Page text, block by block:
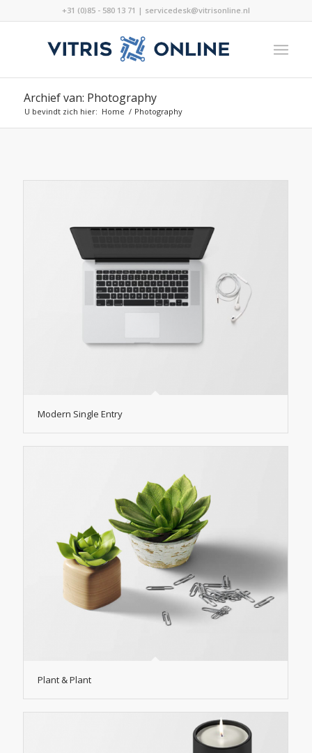
+31 (0)85 - 580 13 71 | servicedesk@vitrisonline.nl
Archief van: Photography
U bevindt zich hier: Home / Photography
Modern Single Entry
Plant & Plant